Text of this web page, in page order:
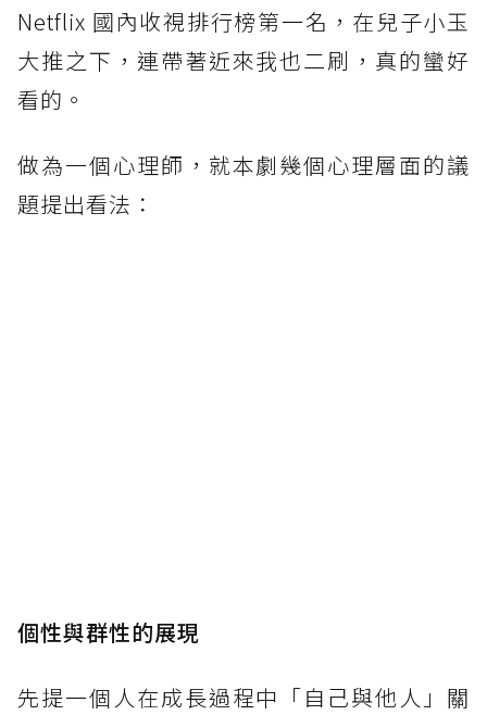
Netflix 國內收視排行榜第一名，在兒子小玉
大推之下，連帶著近來我也二刷，真的蠻好
看的。
做為一個心理師，就本劇幾個心理層面的議
題提出看法：
個性與群性的展現
先提一個人在成長過程中「自己與他人」關